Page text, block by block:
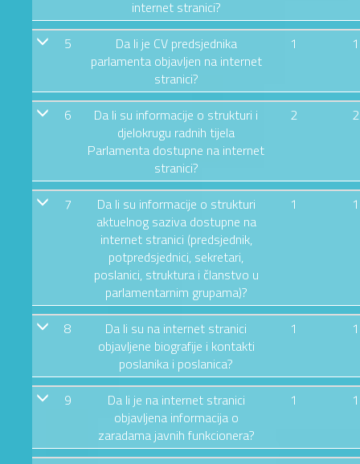
internet stranici?
5
Da li je CV predsjednika
parlamenta objavljen na internet
stranici?
1 1
6
Da li su informacije o strukturi i
djelokrugu radnih tijela
Parlamenta dostupne na internet
stranici?
2 2
7
Da li su informacije o strukturi
aktuelnog saziva dostupne na
internet stranici (predsjednik,
potpredsjednici, sekretari,
poslanici, struktura i članstvo u
parlamentarnim grupama)?
1 1
8
Da li su na internet stranici
objavljene biografije i kontakti
poslanika i poslanica?
1 1
9
Da li je na internet stranici
objavljena informacija o
zaradama javnih funkcionera?
1 1